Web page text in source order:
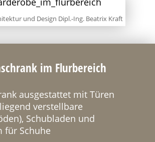
und Design Dipl.-Ing. Beatrix Kraft
im Flurbereich
ausgestattet mit Türen
verstellbare
Schubladen und
für Schuhe